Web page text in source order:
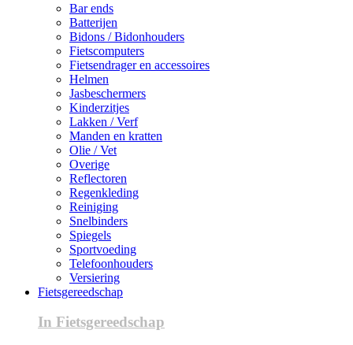
Bar ends
Batterijen
Bidons / Bidonhouders
Fietscomputers
Fietsendrager en accessoires
Helmen
Jasbeschermers
Kinderzitjes
Lakken / Verf
Manden en kratten
Olie / Vet
Overige
Reflectoren
Regenkleding
Reiniging
Snelbinders
Spiegels
Sportvoeding
Telefoonhouders
Versiering
Fietsgereedschap
In Fietsgereedschap